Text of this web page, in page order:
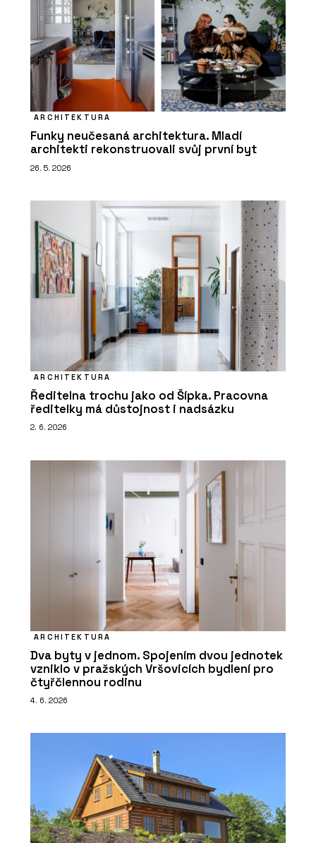
ARCHITEKTURA
Funky neučesaná architektura. Mladí
architekti rekonstruovali svůj první byt
26. 5. 2026
ARCHITEKTURA
Ředitelna trochu jako od Šípka. Pracovna
ředitelky má důstojnost i nadsázku
2. 6. 2026
ARCHITEKTURA
Dva byty v jednom. Spojením dvou jednotek
vzniklo v pražských Vršovicích bydlení pro
čtyřčlennou rodinu
4. 6. 2026